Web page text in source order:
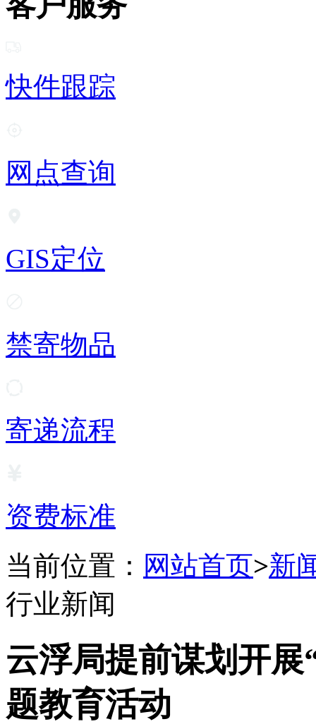
快件跟踪
网点查询
GIS定位
禁寄物品
寄递流程
资费标准
当前位置： 网站首页>新
行业新闻
云浮局提前谋划开
题教育活动